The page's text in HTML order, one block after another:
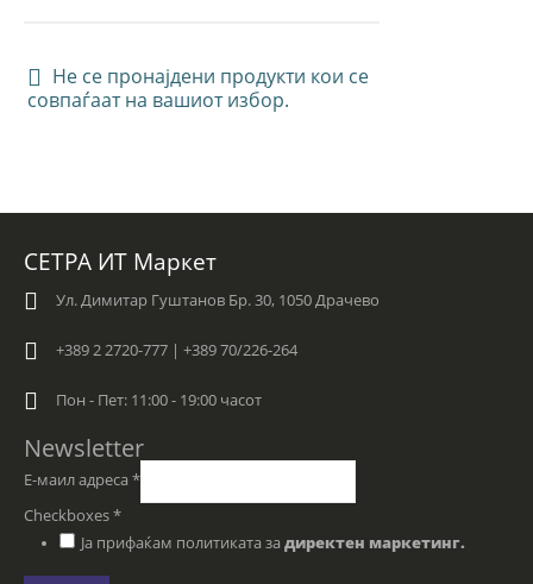
Не се пронајдени продукти кои се
совпаѓаат на вашиот избор.
СЕТРА ИТ Маркет
Ул. Димитар Гуштанов Бр. 30, 1050 Драчево
+389 2 2720-777 | +389 70/226-264
Пон - Пет: 11:00 - 19:00 часот
Newsletter
Е-маил адреса *
Checkboxes*
Ја прифаќам политиката за директен маркетинг.